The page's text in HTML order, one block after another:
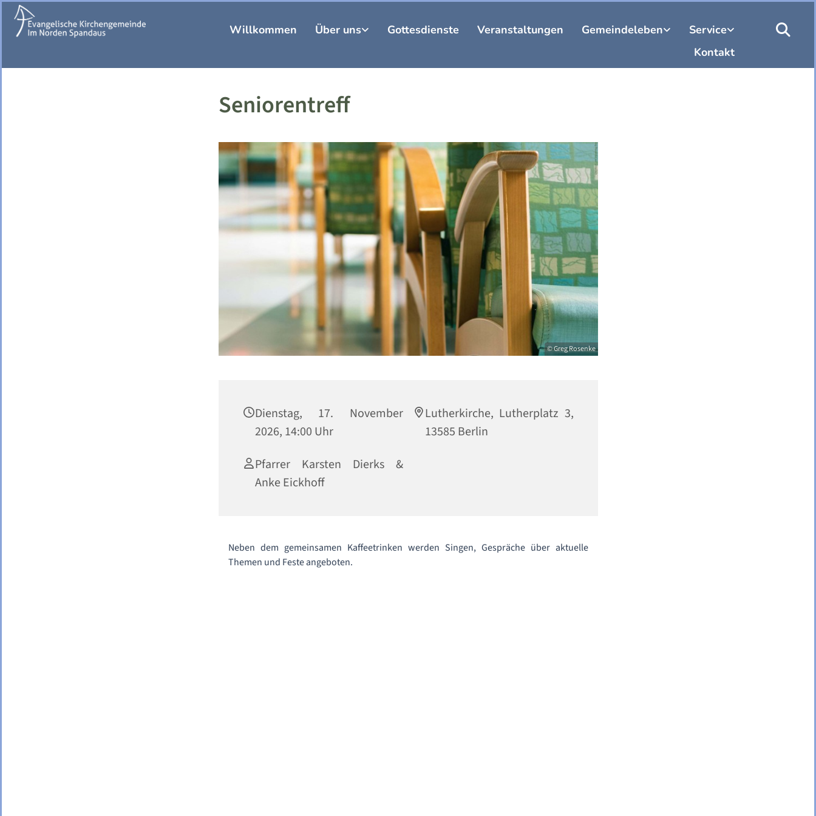
Willkommen Über uns Gottesdienste Veranstaltungen Gemeindeleben
Service
Kontakt
Seniorentreff
© Greg Rosenke
Dienstag, 17. November
2026, 14:00 Uhr
Lutherkirche, Lutherplatz 3,
13585 Berlin
Pfarrer Karsten Dierks &
Anke Eickhoff
Neben dem gemeinsamen Kaffeetrinken werden Singen, Gespräche über aktuelle
Themen und Feste angeboten.